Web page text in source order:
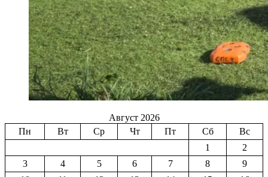
Август 2026
Пн
Вт Ср Чт Пт Сб
Вс
1
2
3
4 5 6 7 8
9